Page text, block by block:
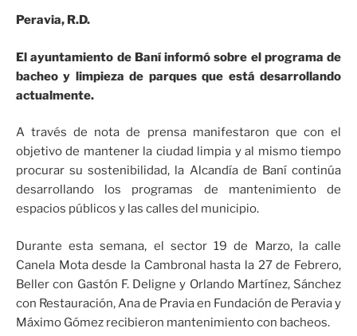
Peravia, R.D.
El ayuntamiento de Baní informó sobre el programa de
bacheo y limpieza de parques que está desarrollando
actualmente.
A través de nota de prensa manifestaron que con el
objetivo de mantener la ciudad limpia y al mismo tiempo
procurar su sostenibilidad, la Alcandía de Baní continúa
desarrollando los programas de mantenimiento de
espacios públicos y las calles del municipio.
Durante esta semana, el sector 19 de Marzo, la calle
Canela Mota desde la Cambronal hasta la 27 de Febrero,
Beller con Gastón F. Deligne y Orlando Martínez, Sánchez
con Restauración, Ana de Pravia en Fundación de Peravia y
Máximo Gómez recibieron mantenimiento con bacheos.